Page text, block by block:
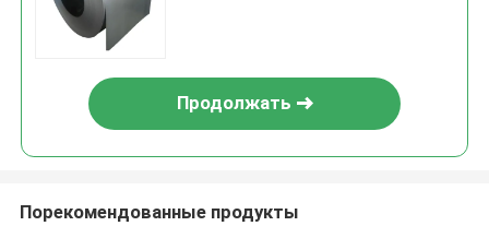
Продолжать
Порекомендованные продукты